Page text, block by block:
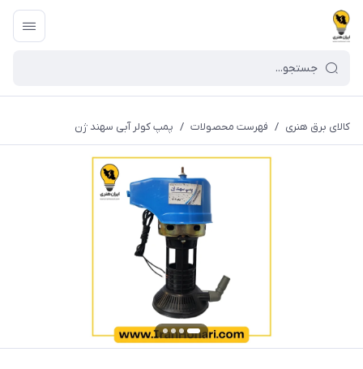
کالای برق هنری / فهرست محصولات / پمپ کولر آبی سهند ژن